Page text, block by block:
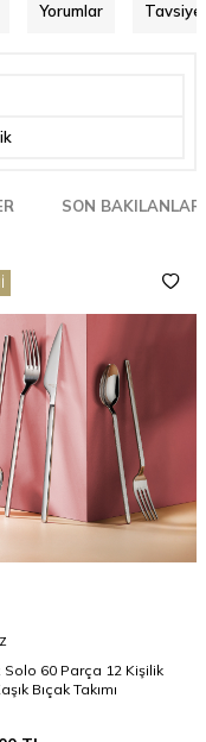
Yorumlar Tavsiye
SON BAKILANLAR
Solo 60 Parça 12 Kişilik
Bıçak Takımı